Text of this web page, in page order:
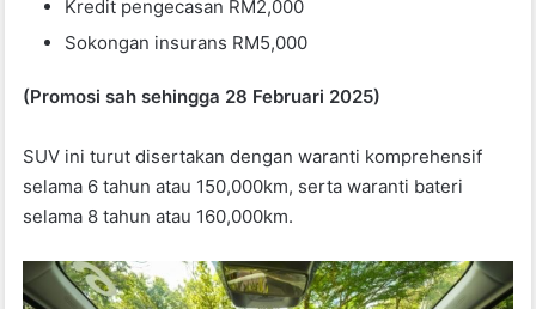
Kredit pengecasan RM2,000
Sokongan insurans RM5,000
(Promosi sah sehingga 28 Februari 2025)
SUV ini turut disertakan dengan waranti komprehensif
selama 6 tahun atau 150,000km, serta waranti bateri
selama 8 tahun atau 160,000km.